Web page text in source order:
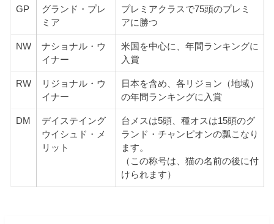
GP
グランド・プレ
ミア
プレミアクラスで75頭のプレミ
アに勝つ
NW
ナショナル・ウ
イナー
米国を中心に、年間ランキングに
入賞
RW
リジョナル・ウ
イナー
日本を含め、各リジョン（地域）
の年間ランキングに入賞
DM
デイステイング
ウイシュド・メ
リット
台メスは5頭、種オスは15頭のグ
ランド・チャンピオンの瓢こなり
ます。
（この称号は、猫の名前の後に付
けられます）